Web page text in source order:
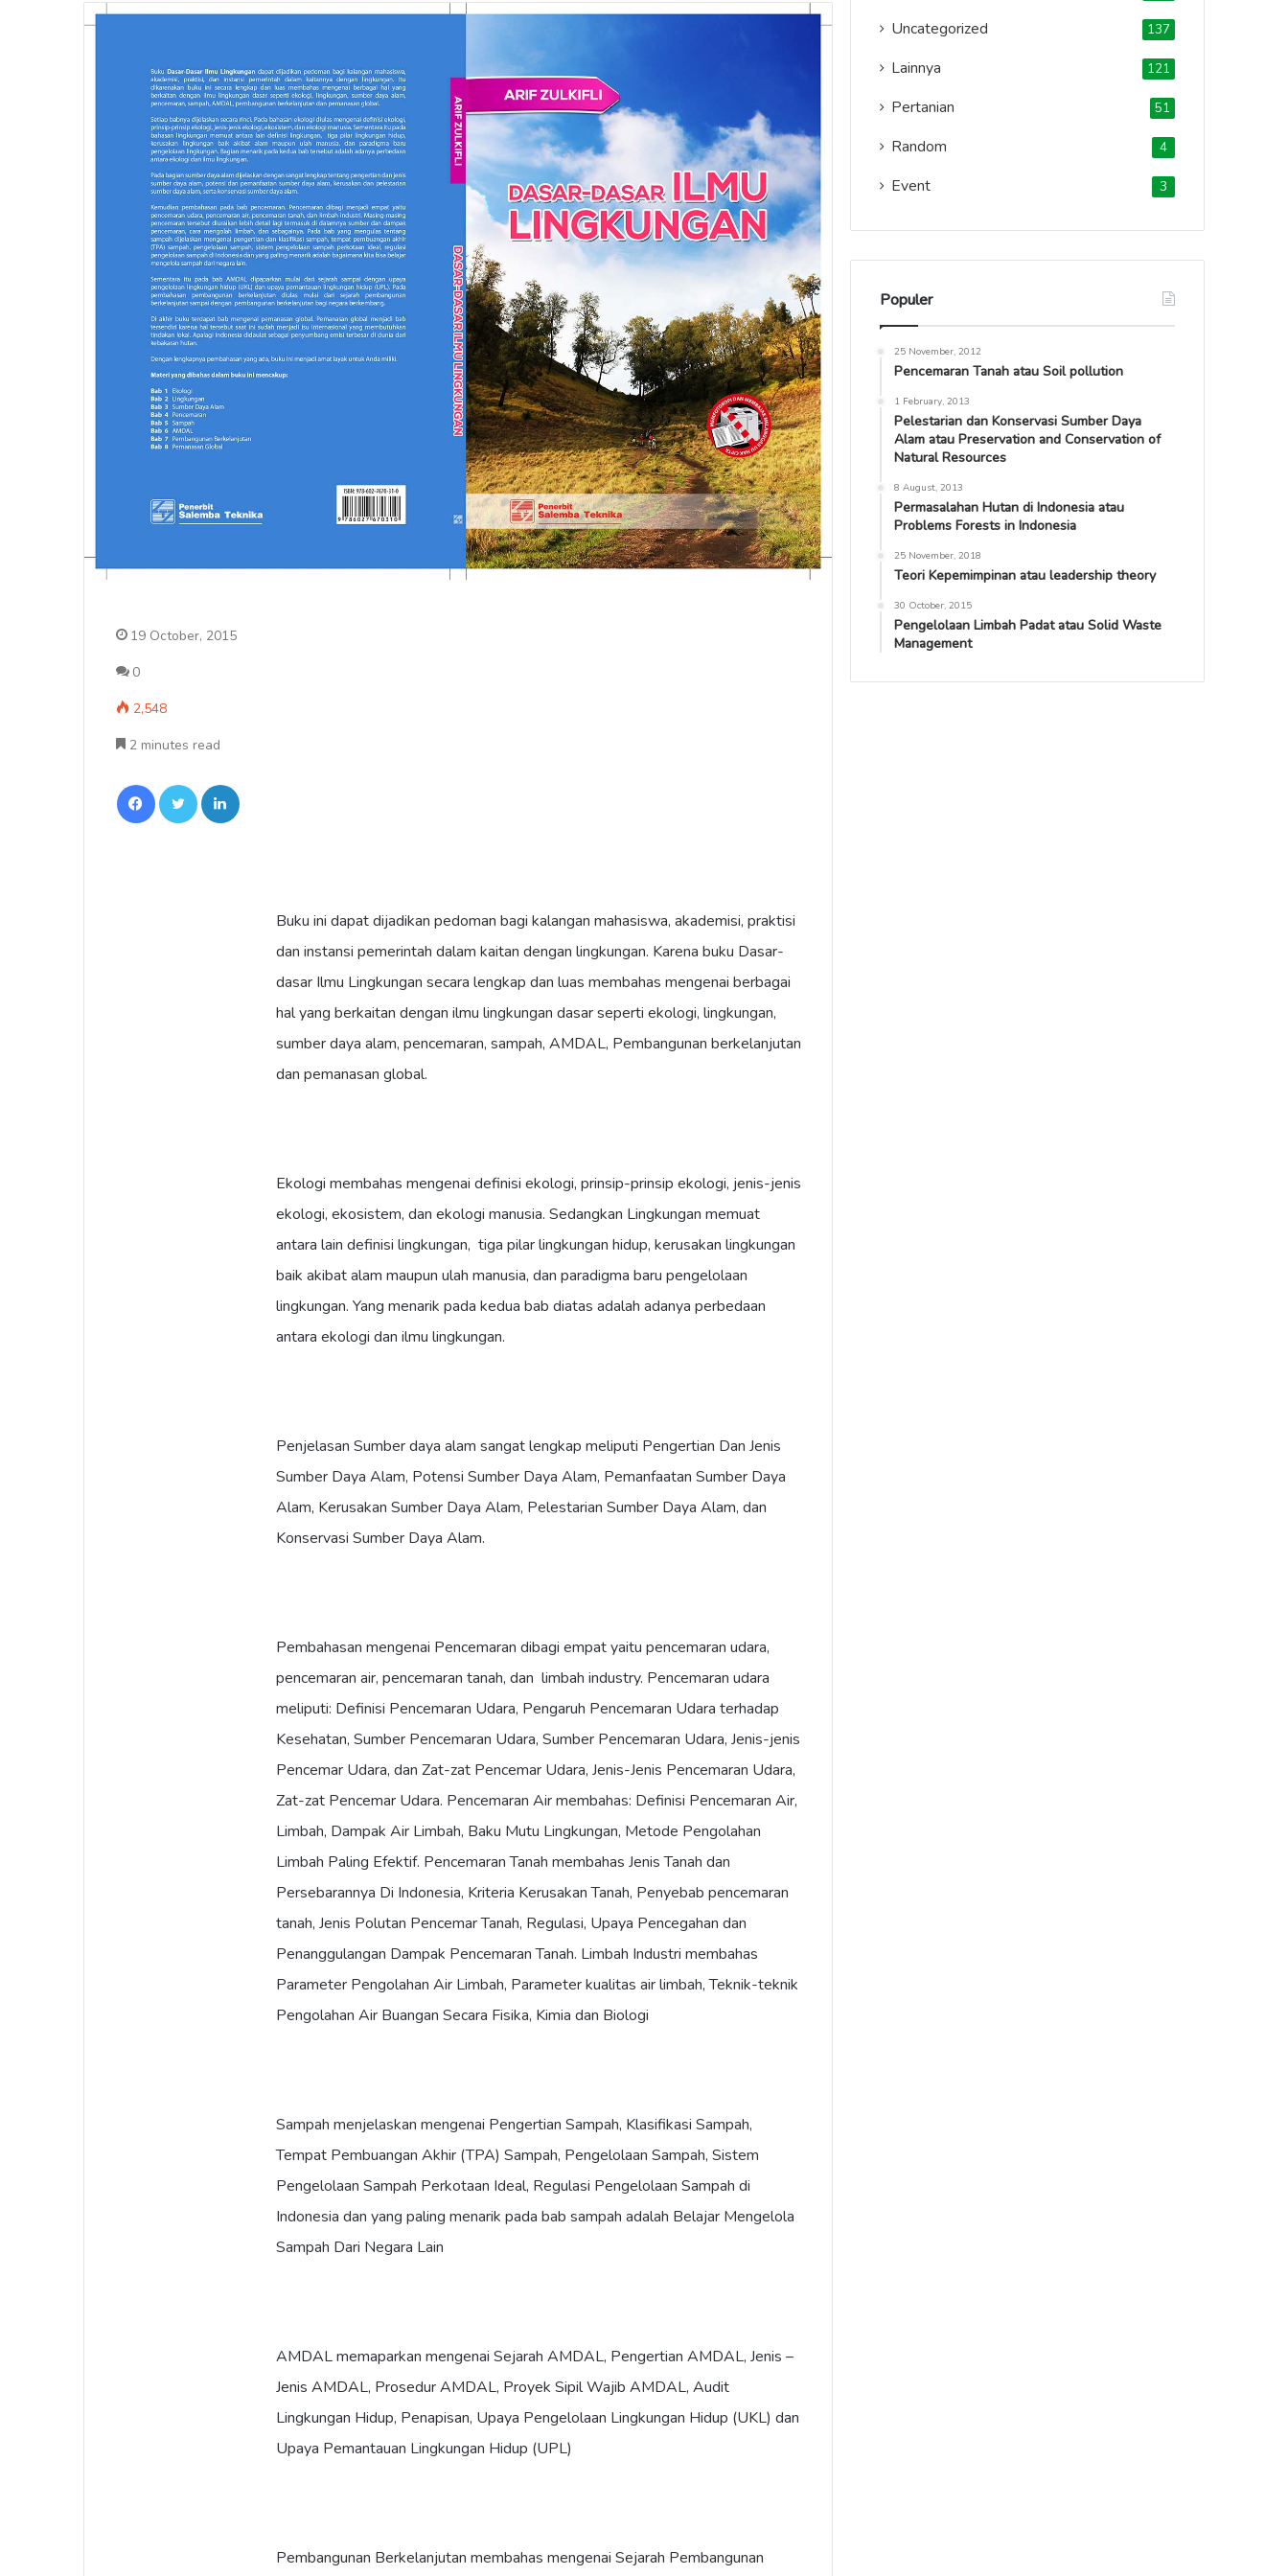
Buku ini dapat dijadikan pedoman bagi kalangan mahasiswa, akademisi, praktisi
dan instansi pemerintah dalam kaitan dengan lingkungan. Karena buku Dasar-
dasar Ilmu Lingkungan secara lengkap dan luas membahas mengenai berbagai
hal yang berkaitan dengan ilmu lingkungan dasar seperti ekologi, lingkungan,
sumber daya alam, pencemaran, sampah, AMDAL, Pembangunan berkelanjutan
dan pemanasan global.
Ekologi membahas mengenai definisi ekologi, prinsip-prinsip ekologi, jenis-jenis
ekologi, ekosistem, dan ekologi manusia. Sedangkan Lingkungan memuat
antara lain definisi lingkungan, tiga pilar lingkungan hidup, kerusakan lingkungan
baik akibat alam maupun ulah manusia, dan paradigma baru pengelolaan
lingkungan. Yang menarik pada kedua bab diatas adalah adanya perbedaan
antara ekologi dan ilmu lingkungan.
Penjelasan Sumber daya alam sangat lengkap meliputi Pengertian Dan Jenis
Sumber Daya Alam, Potensi Sumber Daya Alam, Pemanfaatan Sumber Daya
Alam, Kerusakan Sumber Daya Alam, Pelestarian Sumber Daya Alam, dan
Konservasi Sumber Daya Alam.
Pembahasan mengenai Pencemaran dibagi empat yaitu pencemaran udara,
pencemaran air, pencemaran tanah, dan limbah industry. Pencemaran udara
meliputi: Definisi Pencemaran Udara, Pengaruh Pencemaran Udara terhadap
Kesehatan, Sumber Pencemaran Udara, Sumber Pencemaran Udara, Jenis-jenis
Pencemar Udara, dan Zat-zat Pencemar Udara, Jenis-Jenis Pencemaran Udara,
Zat-zat Pencemar Udara. Pencemaran Air membahas: Definisi Pencemaran Air,
Limbah, Dampak Air Limbah, Baku Mutu Lingkungan, Metode Pengolahan
Limbah Paling Efektif. Pencemaran Tanah membahas Jenis Tanah dan
Persebarannya Di Indonesia, Kriteria Kerusakan Tanah, Penyebab pencemaran
tanah, Jenis Polutan Pencemar Tanah, Regulasi, Upaya Pencegahan dan
Penanggulangan Dampak Pencemaran Tanah. Limbah Industri membahas
Parameter Pengolahan Air Limbah, Parameter kualitas air limbah, Teknik-teknik
Pengolahan Air Buangan Secara Fisika, Kimia dan Biologi
Sampah menjelaskan mengenai Pengertian Sampah, Klasifikasi Sampah,
Tempat Pembuangan Akhir (TPA) Sampah, Pengelolaan Sampah, Sistem
Pengelolaan Sampah Perkotaan Ideal, Regulasi Pengelolaan Sampah di
Indonesia dan yang paling menarik pada bab sampah adalah Belajar Mengelola
Sampah Dari Negara Lain
AMDAL memaparkan mengenai Sejarah AMDAL, Pengertian AMDAL, Jenis –
Jenis AMDAL, Prosedur AMDAL, Proyek Sipil Wajib AMDAL, Audit
Lingkungan Hidup, Penapisan, Upaya Pengelolaan Lingkungan Hidup (UKL) dan
Upaya Pemantauan Lingkungan Hidup (UPL)
Pembangunan Berkelanjutan membahas mengenai Sejarah Pembangunan
19 October, 2015
0
2,548
2 minutes read
Uncategorized 137
Lainnya 121
Pertanian 51
Random 4
Event 3
Populer
25 November, 2012
Pencemaran Tanah atau Soil pollution
1 February, 2013
Pelestarian dan Konservasi Sumber Daya
Alam atau Preservation and Conservation of
Natural Resources
8 August, 2013
Permasalahan Hutan di Indonesia atau
Problems Forests in Indonesia
25 November, 2018
Teori Kepemimpinan atau leadership theory
30 October, 2015
Pengelolaan Limbah Padat atau Solid Waste
Management